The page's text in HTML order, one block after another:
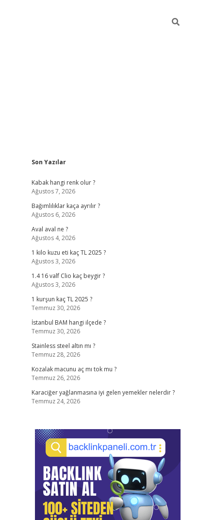
Sidebar
Son Yazılar
Kabak hangi renk olur ?
Ağustos 7, 2026
Bağımlılıklar kaça ayrılır ?
Ağustos 6, 2026
Aval aval ne ?
Ağustos 4, 2026
1 kilo kuzu eti kaç TL 2025 ?
Ağustos 3, 2026
1.4 16 valf Clio kaç beygir ?
Ağustos 3, 2026
1 kurşun kaç TL 2025 ?
Temmuz 30, 2026
İstanbul BAM hangi ilçede ?
Temmuz 30, 2026
Stainless steel altın mı ?
Temmuz 28, 2026
Kozalak macunu aç mı tok mu ?
Temmuz 26, 2026
Karaciğer yağlanmasına iyi gelen yemekler nelerdir ?
Temmuz 24, 2026